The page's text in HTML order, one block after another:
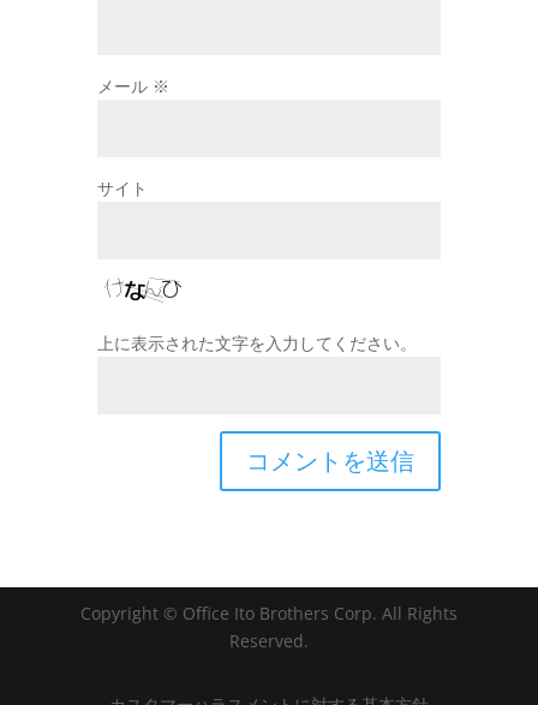
メール ※
サイト
上に表示された文字を入力してください。
Copyright © Office Ito Brothers Corp. All Rights
Reserved.